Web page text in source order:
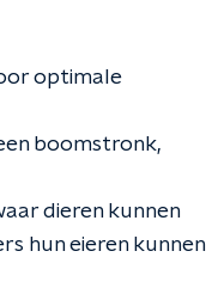
optimale
boomstronk,
dieren kunnen
hun eieren kunnen